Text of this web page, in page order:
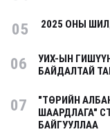
05 2025 ОНЫ
06
УИХ-ЫН
БАЙДАЛТАЙ
07
"ТӨРИЙН
ШААРДЛАГА"
БАЙГУУЛЛАА